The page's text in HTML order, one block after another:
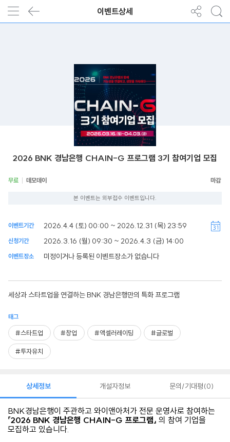
이벤트상세
2026 BNK 경남은행 CHAIN-G 프로그램 3기 참여기업 모집
무료 데모데이
본 이벤트는 외부접수 이벤트입니다.
이벤트기간 2026.4.4 (토) 00:00 ~ 2026.12.31 (목) 23:59
신청기간 2026.3.16 (월) 09:30 ~ 2026.4.3 (금) 14:00
이벤트장소 미정이거나 등록된 이벤트장소가 없습니다
세상과 스타트업을 연결하는 BNK 경남은행만의 특화 프로그램
태그
#스타트업 #창업 #액셀러레이팅 #글로벌
#투자유치
상세정보
BNK경남은행이 주관하고 와이앤아처가 전문 운영사로 참여하는
「2026 BNK 경남은행 CHAIN-G 프로그램」 의 참여 기업을
모집하고 있습니다.
개설자정보 문의/기대평 0